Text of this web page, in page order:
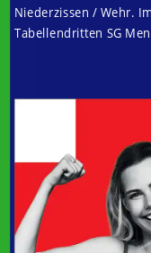
Niederzissen / Wehr.
Tabellendritten SG